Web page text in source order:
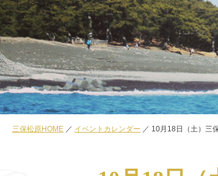
三保松原HOME イベントカレンダー 10月18日（土）三